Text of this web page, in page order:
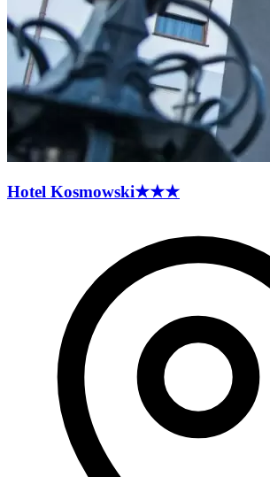
Hotel Kosmowski★★★